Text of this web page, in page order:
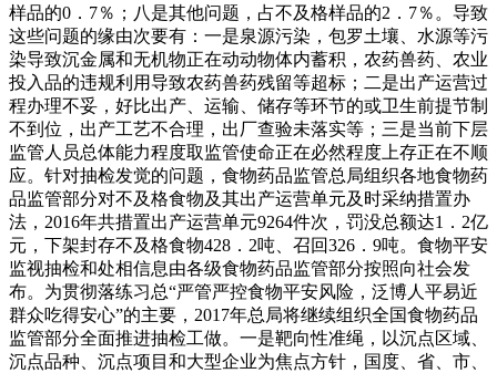
样品的0．7％；八是其他问题，占不及格样品的2．7％。导致
这些问题的缘由次要有：一是泉源污染，包罗土壤、水源等污
染导致沉金属和无机物正在动动物体内蓄积，农药兽药、农业
投入品的违规利用导致农药兽药残留等超标；二是出产运营过
程办理不妥，好比出产、运输、储存等环节的或卫生前提节制
不到位，出产工艺不合理，出厂查验未落实等；三是当前下层
监管人员总体能力程度取监管使命正在必然程度上存正在不顺
应。针对抽检发觉的问题，食物药品监管总局组织各地食物药
品监管部分对不及格食物及其出产运营单元及时采纳措置办
法，2016年共措置出产运营单元9264件次，罚没总额达1．2亿
元，下架封存不及格食物428．2吨、召回326．9吨。食物平安
监视抽检和处相信息由各级食物药品监管部分按照向社会发
布。为贯彻落练习总“严管严控食物平安风险，泛博人平易近
群众吃得安心”的主要，2017年总局将继续组织全国食物药品
监管部分全面推进抽检工做。一是靶向性准绳，以沉点区域、
沉点品种、沉点项目和大型企业为焦点方针，国度、省、市、